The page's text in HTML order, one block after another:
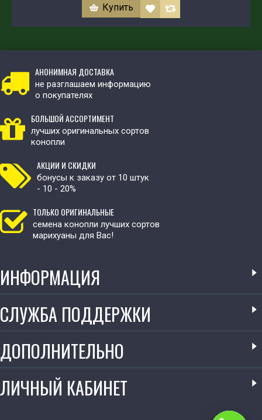
Купить
АНОНИМНАЯ ДОСТАВКА
не разглашаем информацию
о покупателях
БОЛЬШОЙ АССОРТИМЕНТ
лучших оригинальных сортов
конопли
АКЦИИ И СКИДКИ
бонусы к заказу от 10 штук
- 10 - 20%
ТОЛЬКО ОРИГИНАЛЬНЫЕ
семена конопли лучших сортов
марихуаны для Вас!
ИНФОРМАЦИЯ
СЛУЖБА ПОДДЕРЖКИ
ДОПОЛНИТЕЛЬНО
ЛИЧНЫЙ КАБИНЕТ